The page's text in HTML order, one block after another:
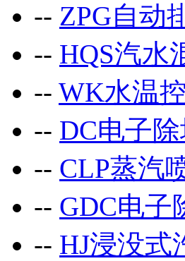
-- ZPG自动
-- HQS汽水
-- WK水温
-- DC电子
-- CLP蒸汽
-- GDC电子
-- HJ浸没式